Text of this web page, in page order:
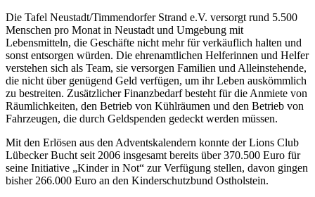
Die Tafel Neustadt/Timmendorfer Strand e.V. versorgt rund 5.500
Menschen pro Monat in Neustadt und Umgebung mit
Lebensmitteln, die Geschäfte nicht mehr für verkäuflich halten und
sonst entsorgen würden. Die ehrenamtlichen Helferinnen und Helfer
verstehen sich als Team, sie versorgen Familien und Alleinstehende,
die nicht über genügend Geld verfügen, um ihr Leben auskömmlich
zu bestreiten. Zusätzlicher Finanzbedarf besteht für die Anmiete von
Räumlichkeiten, den Betrieb von Kühlräumen und den Betrieb von
Fahrzeugen, die durch Geldspenden gedeckt werden müssen.
Mit den Erlösen aus den Adventskalendern konnte der Lions Club
Lübecker Bucht seit 2006 insgesamt bereits über 370.500 Euro für
seine Initiative „Kinder in Not“ zur Verfügung stellen, davon gingen
bisher 266.000 Euro an den Kinderschutzbund Ostholstein.